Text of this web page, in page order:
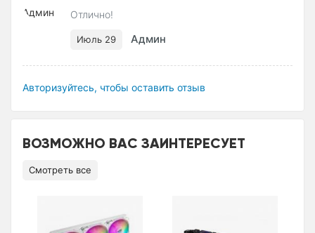
Отлично!
Июль 29 Админ
Авторизуйтесь, чтобы оставить отзыв
ВОЗМОЖНО ВАС ЗАИНТЕРЕСУЕТ
Смотреть все